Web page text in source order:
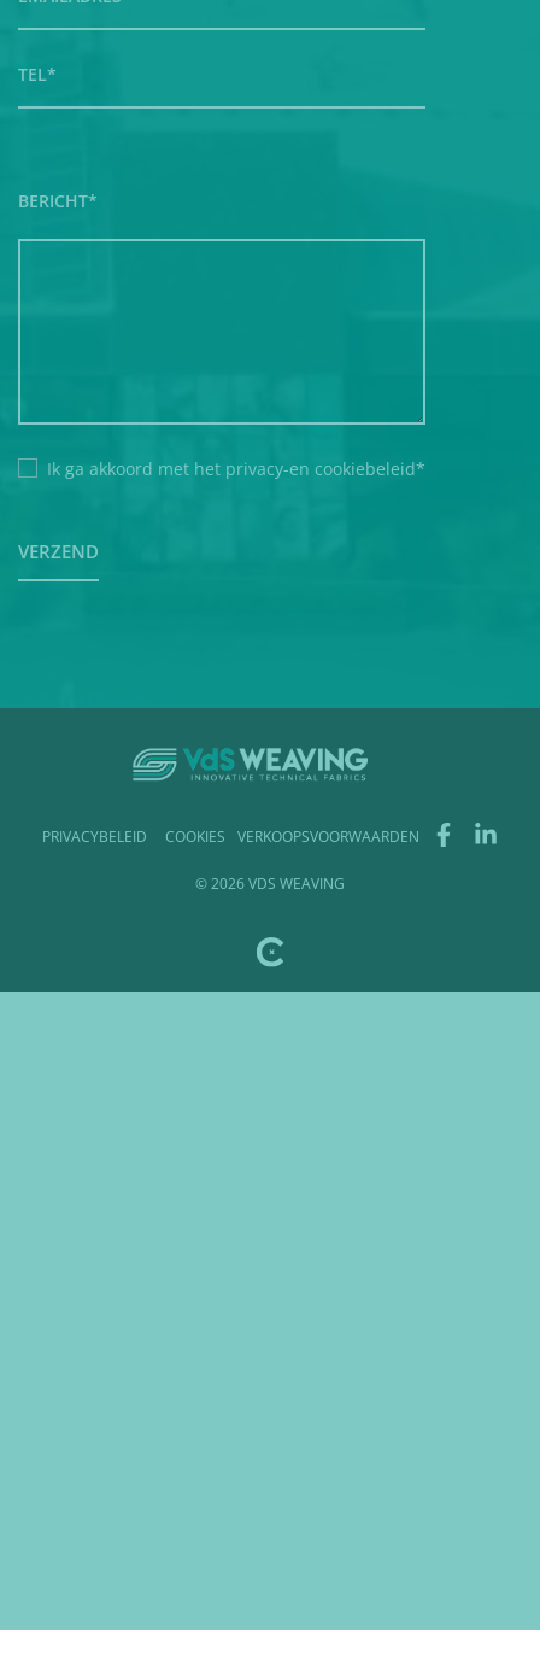
BERICHT*
VERZEND
Ik ga akkoord met het privacy-en cookiebeleid*
PRIVACYBELEID COOKIES VERKOOPSVOORWAARDEN
© 2026 VDS WEAVING